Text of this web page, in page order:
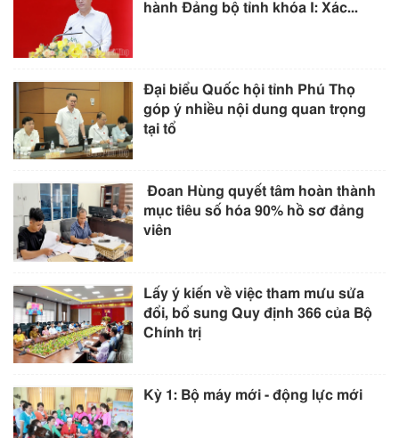
hành Đảng bộ tỉnh khóa I: Xác...
Đại biểu Quốc hội tỉnh Phú Thọ
góp ý nhiều nội dung quan trọng
tại tổ
Đoan Hùng quyết tâm hoàn thành
mục tiêu số hóa 90% hồ sơ đảng
viên
Lấy ý kiến về việc tham mưu sửa
đổi, bổ sung Quy định 366 của Bộ
Chính trị
Kỳ 1: Bộ máy mới - động lực mới